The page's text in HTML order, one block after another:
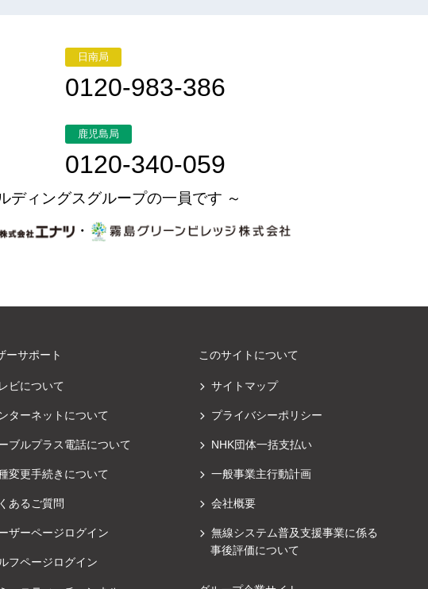
日南局
0120-983-386
鹿児島局
0120-340-059
ディングスグループの一員です ～
・
ーサポート
ビについて
ターネットについて
ブルプラス電話について
変更手続きについて
あるご質問
ザーページログイン
フページログイン
このサイトについて
サイトマップ
プライバシーポリシー
NHK団体一括支払い
一般事業主行動計画
会社概要
無線システム普及支援事業に係る
事後評価について